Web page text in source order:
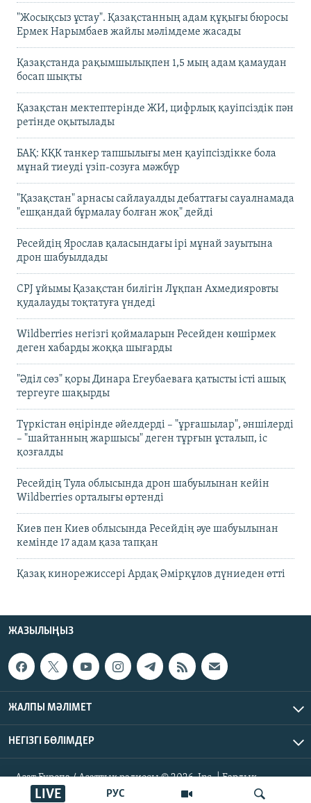
РУС
LIVE
"Жосықсыз ұстау". Қазақстанның адам құқығы бюросы
Ермек Нарымбаев жайлы мәлімдеме жасады
Қазақстанда рақымшылықпен 1,5 мың адам қамаудан
босап шықты
Қазақстан мектептерінде ЖИ, цифрлық қауіпсіздік пән
ретінде оқытылады
БАҚ: КҚК танкер тапшылығы мен қауіпсіздікке бола
мұнай тиеуді үзіп-созуға мәжбүр
"Қазақстан" арнасы сайлауалды дебаттағы сауалнамада
"ешқандай бұрмалау болған жоқ" дейді
Ресейдің Ярослав қаласындағы ірі мұнай зауытына
дрон шабуылдады
CPJ ұйымы Қазақстан билігін Лұқпан Ахмедияровты
қудалауды тоқтатуға үндеді
Wildberries негізгі қоймаларын Ресейден көшірмек
деген хабарды жоққа шығарды
"Әділ сөз" қоры Динара Егеубаеваға қатысты істі ашық
тергеуге шақырды
Түркістан өңірінде әйелдерді – "ұрғашылар", әншілерді
– "шайтанның жаршысы" деген тұрғын ұсталып, іс
қозғалды
Ресейдің Тула облысында дрон шабуылынан кейін
Wildberries орталығы өртенді
Киев пен Киев облысында Ресейдің әуе шабуылынан
кемінде 17 адам қаза тапқан
Қазақ кинорежиссері Ардақ Әмірқұлов дүниеден өтті
ЖАЗЫЛЫҢЫЗ
ЖАЛПЫ МӘЛІМЕТ
НЕГІЗГІ БӨЛІМДЕР
Азат Еуропа / Азаттық радиосы © 2026, Inc. | Барлық
құқықтары қорғалған